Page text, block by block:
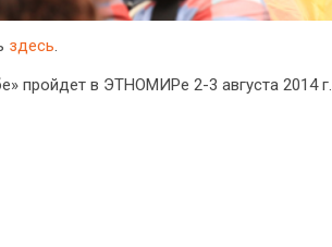
здесь.
пройдет в ЭТНОМИРе 2-3 августа 2014 г.